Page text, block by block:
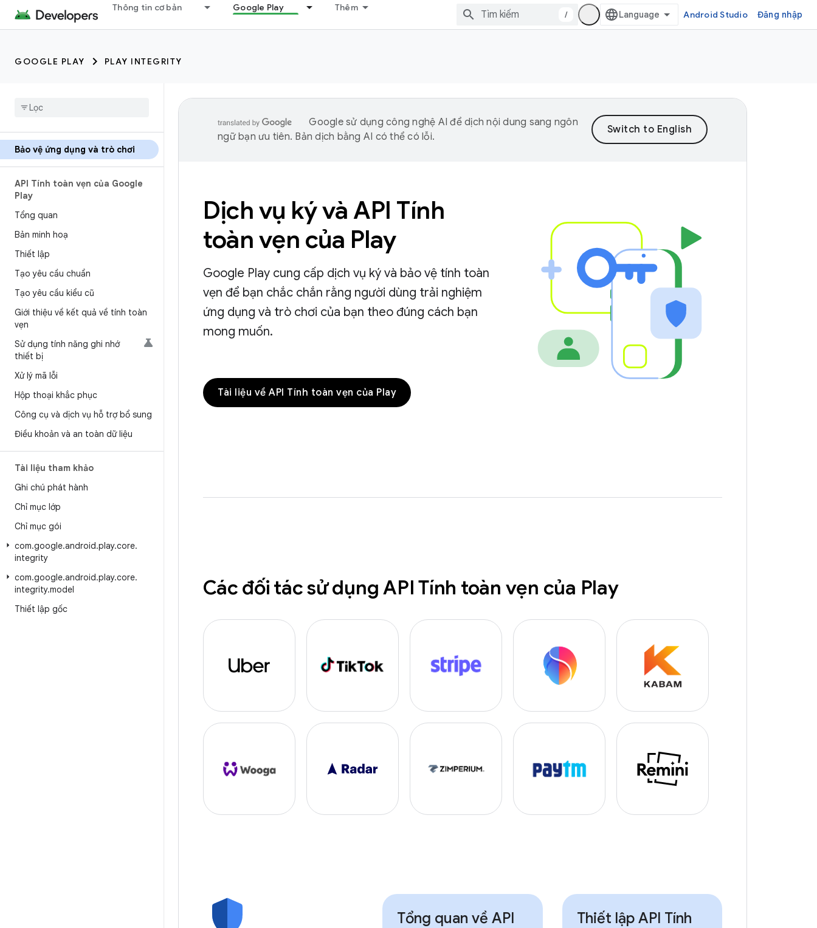
Thông tin cơ bản Google Play Thêm
/ Android Studio Đăng nhập
GOOGLE PLAY PLAY INTEGRITY
Bảo vệ ứng dụng và trò chơi
API Tính toàn vẹn của Google
Play
Tổng quan
Bản minh hoạ
Thiết lập
Tạo yêu cầu chuẩn
Tạo yêu cầu kiểu cũ
Giới thiệu về kết quả về tính toàn
vẹn
Sử dụng tính năng ghi nhớ
thiết bị
Xử lý mã lỗi
Hộp thoại khắc phục
Công cụ và dịch vụ hỗ trợ bổ sung
Điều khoản và an toàn dữ liệu
Tài liệu tham khảo
Ghi chú phát hành
Chỉ mục lớp
Chỉ mục gói
com.google.android.play.core.
integrity
com.google.android.play.core.
integrity.model
Thiết lập gốc
Google sử dụng công nghệ AI để dịch nội dung sang ngôn
ngữ bạn ưu tiên. Bản dịch bằng AI có thể có lỗi.
Dịch vụ ký và API Tính
toàn vẹn của Play
Google Play cung cấp dịch vụ ký và bảo vệ tính toàn
vẹn để bạn chắc chắn rằng người dùng trải nghiệm
ứng dụng và trò chơi của bạn theo đúng cách bạn
mong muốn.
Tài liệu về API Tính toàn vẹn của Play
Các đối tác sử dụng API Tính toàn vẹn của Play
Tổng quan về API
Thiết lập API Tính